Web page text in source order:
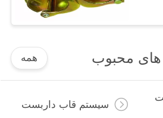
های محبوب همه
سیستم قاب داربست